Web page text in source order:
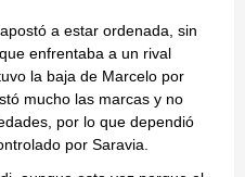
a estar ordenada, sin
enfrentaba a un rival
la baja de Marcelo por
mucho las marcas y no
por lo que dependió
por Saravia.